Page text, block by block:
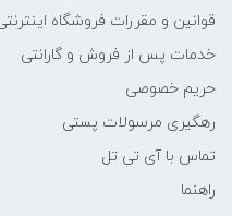
قوانین و مقررات فروشگاه
خدمات پس از فروش و گارانتی
حریم خصوصی
رهگیری مرسولات پستی
تماس با آی تی تل
راهنما